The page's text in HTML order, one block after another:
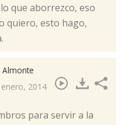
que aborrezco, eso
quiero, esto hago,
Almonte
2014
para servir a la